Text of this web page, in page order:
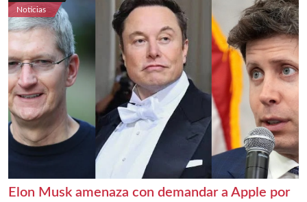
Noticias
Elon Musk amenaza con demandar a Apple por